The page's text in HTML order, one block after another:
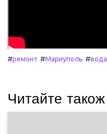
#ремонт #Мариуполь #вода
Читайте також